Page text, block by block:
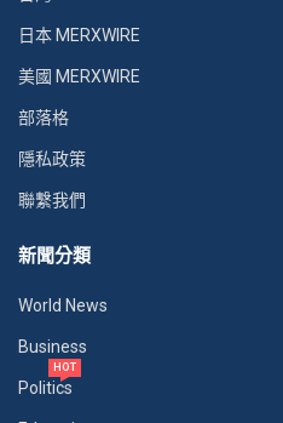
日本 MERXWIRE
美國 MERXWIRE
部落格
隱私政策
聯繫我們
新聞分類
World News
Business
Politics
HOT